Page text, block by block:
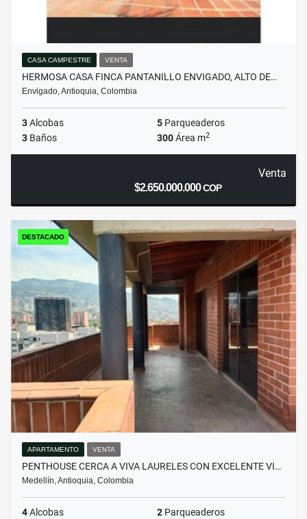
CASA CAMPESTRE VENTA
HERMOSA CASA FINCA PANTANILLO ENVIGADO, ALTO DE…
Envigado, Antioquia, Colombia
3Alcobas 5 Parqueaderos
3 Baños 300Área m2
Venta
$2.650.000.000COP
DESTACADO
APARTAMENTO VENTA
PENTHOUSE CERCA A VIVA LAURELES CON EXCELENTE VI…
Medellín, Antioquia, Colombia
4Alcobas 2 Parqueaderos